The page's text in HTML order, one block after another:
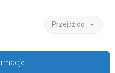
Przejdź do